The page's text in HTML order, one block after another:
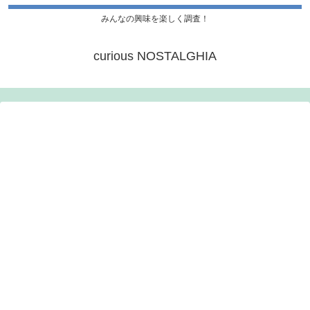
みんなの興味を楽しく調査！
curious NOSTALGHIA